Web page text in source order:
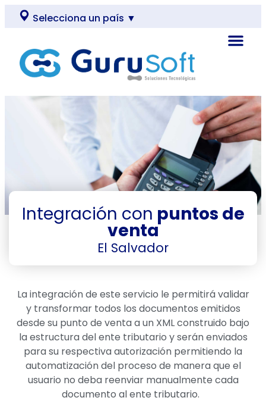
Selecciona un país ▼
Integración con puntos de
venta
El Salvador
La integración de este servicio le permitirá validar
y transformar todos los documentos emitidos
desde su punto de venta a un XML construido bajo
la estructura del ente tributario y serán enviados
para su respectiva autorización permitiendo la
automatización del proceso de manera que el
usuario no deba reenviar manualmente cada
documento al ente tributario.